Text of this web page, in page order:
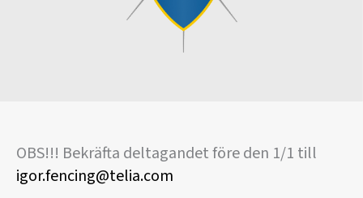
OBS!!! Bekräfta deltagandet före den 1/1 till
igor.fencing@telia.com